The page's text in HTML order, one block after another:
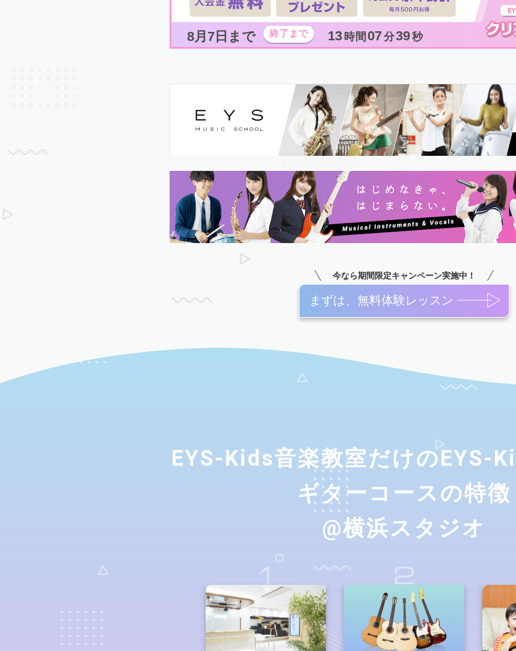
8月7日まで 13 時間 07分38秒
今なら期間限定キャンペーン実施中！
まずは、無料体験レッスン
EYS-Kids音楽教室だけのEYS-
ギターコースの特徴
@横浜スタジオ
1 2